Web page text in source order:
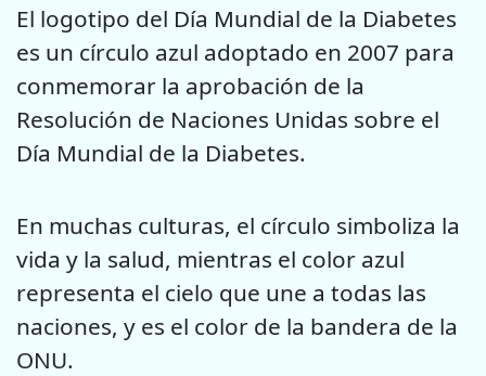
El logotipo del Día Mundial de la Diabetes
es un círculo azul adoptado en 2007 para
conmemorar la aprobación de la
Resolución de Naciones Unidas sobre el
Día Mundial de la Diabetes.
En muchas culturas, el círculo simboliza la
vida y la salud, mientras el color azul
representa el cielo que une a todas las
naciones, y es el color de la bandera de la
ONU.